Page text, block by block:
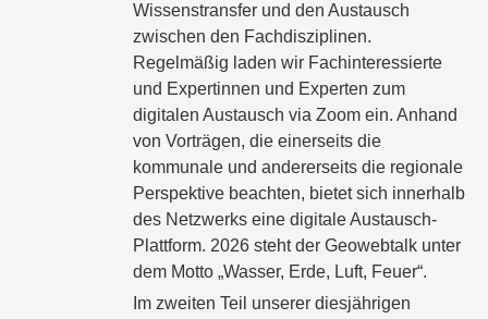
Wissenstransfer und den Austausch
zwischen den Fachdisziplinen.
Regelmäßig laden wir Fachinteressierte
und Expertinnen und Experten zum
digitalen Austausch via Zoom ein. Anhand
von Vorträgen, die einerseits die
kommunale und andererseits die regionale
Perspektive beachten, bietet sich innerhalb
des Netzwerks eine digitale Austausch-
Plattform. 2026 steht der Geowebtalk unter
dem Motto „Wasser, Erde, Luft, Feuer“.
Im zweiten Teil unserer diesjährigen